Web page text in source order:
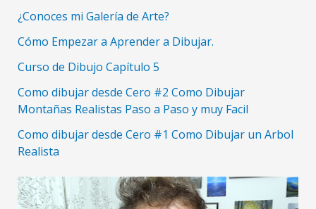
¿Conoces mi Galería de Arte?
Cómo Empezar a Aprender a Dibujar.
Curso de Dibujo Capítulo 5
Como dibujar desde Cero #2 Como Dibujar
Montañas Realistas Paso a Paso y muy Facil
Como dibujar desde Cero #1 Como Dibujar un Arbol
Realista